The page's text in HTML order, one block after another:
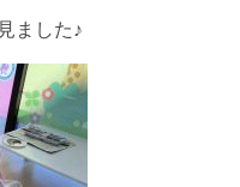
ました♪